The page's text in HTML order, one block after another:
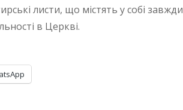
листи, що містять у собі завжди
в Церкві.